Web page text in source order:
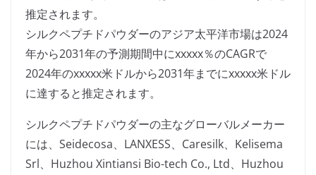
推定されます。
シルクペプチドパウダーのアジア太平洋市場は2024
年から2031年の予測期間中にxxxxx％のCAGRで
2024年のxxxxx米ドルから2031年までにxxxxx米ドル
に達すると推定されます。
シルクペプチドパウダーの主なグローバルメーカー
には、Seidecosa、LANXESS、Caresilk、Kelisema
Srl、Huzhou Xintiansi Bio-tech Co., Ltd、Huzhou